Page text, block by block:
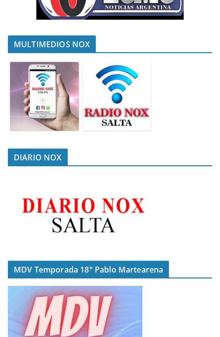
MULTIMEDIOS NOX
DIARIO NOX
MDV Temporada 18° Pablo Martearena